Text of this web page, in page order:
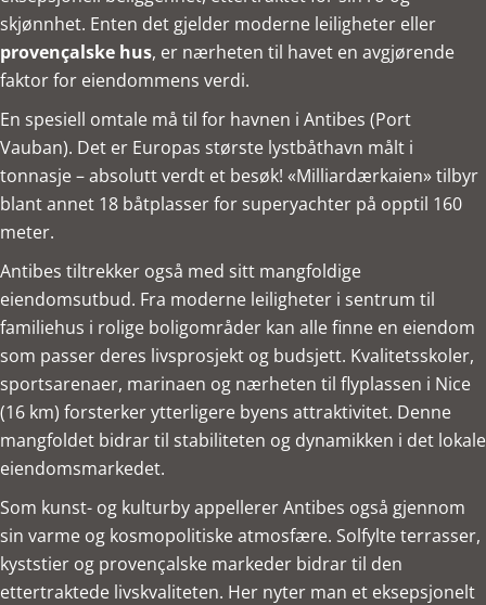
skjønnhet. Enten det gjelder moderne leiligheter eller
provençalske hus, er nærheten til havet en avgjørende
faktor for eiendommens verdi.
En spesiell omtale må til for havnen i Antibes (Port
Vauban). Det er Europas største lystbåthavn målt i
tonnasje – absolutt verdt et besøk! «Milliardærkaien» tilbyr
blant annet 18 båtplasser for superyachter på opptil 160
meter.
Antibes tiltrekker også med sitt mangfoldige
eiendomsutbud. Fra moderne leiligheter i sentrum til
familiehus i rolige boligområder kan alle finne en eiendom
som passer deres livsprosjekt og budsjett. Kvalitetsskoler,
sportsarenaer, marinaen og nærheten til flyplassen i Nice
(16 km) forsterker ytterligere byens attraktivitet. Denne
mangfoldet bidrar til stabiliteten og dynamikken i det lokale
eiendomsmarkedet.
Som kunst- og kulturby appellerer Antibes også gjennom
sin varme og kosmopolitiske atmosfære. Solfylte terrasser,
kyststier og provençalske markeder bidrar til den
ettertraktede livskvaliteten. Her nyter man et eksepsjonelt